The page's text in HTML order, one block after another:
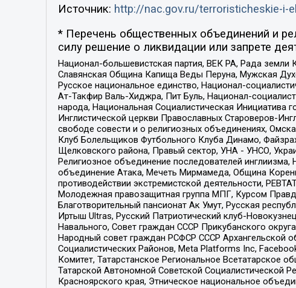
Источник: http://nac.gov.ru/terroristicheskie-i-
* Перечень общественных объединений и
силу решение о ликвидации или запрете
Национал-большевистская партия, ВЕК РА, Рада
Славянская Община Капища Веды Перуна, Мужская
Русское национальное единство, Национал-
Ат-Такфир Валь-Хиджра, Пит Буль, Национал-
народа, Национальная Социалистическая Инициатива
Инглистической церкви Православных Староверов-
свободе совести и о религиозных объединениях,
Клуб Болельщиков Футбольного Клуба Динамо,
Щелковского района, Правый сектор, УНА - УНСО,
Религиозное объединение последователей
объединение Атака, Мечеть Мирмамеда, Община
противодействии экстремистской деятельности,
Молодежная правозащитная группа МПГ, Курсом
Благотворительный пансионат Ак Умут, Русская
Иртыш Ultras, Русский Патриотический клуб-
Навального, Совет граждан СССР Прикубанского
Народный совет граждан РСФСР СССР Архангельской
Социалистических Районов, Meta Platforms Inc,
Комитет, Татарстанское Региональное
Татарской Автономной Советской Социалистической
Красноярского края, Этническое национальное